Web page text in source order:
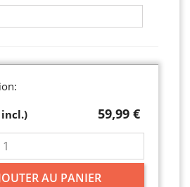
59,99 €
AU PANIER